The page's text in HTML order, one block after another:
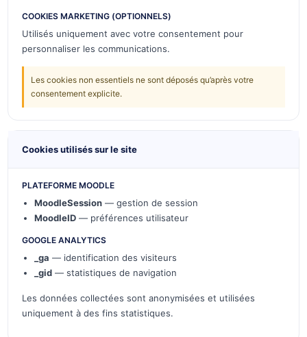
COOKIES MARKETING (OPTIONNELS)
Utilisés uniquement avec votre consentement pour
personnaliser les communications.
Les cookies non essentiels ne sont déposés qu’après votre
consentement explicite.
Cookies utilisés sur le site
PLATEFORME MOODLE
MoodleSession — gestion de session
MoodleID — préférences utilisateur
GOOGLE ANALYTICS
_ga — identification des visiteurs
_gid — statistiques de navigation
Les données collectées sont anonymisées et utilisées
uniquement à des fins statistiques.